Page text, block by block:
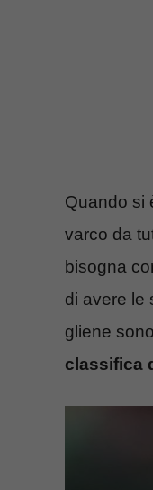
Quando si
varco da
bisogna
di avere le
gliene
classifica